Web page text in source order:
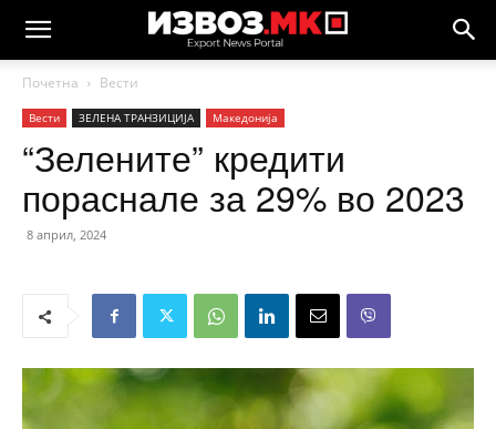
Почетна Вести
Вести ЗЕЛЕНА ТРАНЗИЦИЈА Македонија
“Зелените” кредити
пораснале за 29% во 2023
8 април, 2024